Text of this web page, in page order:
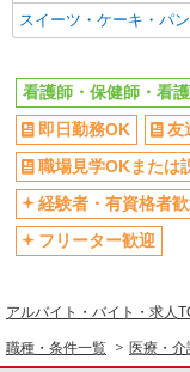
スイーツ・ケーキ・パン
看護師・保健師・看
即日勤務OK
友
職場見学OKまたは
経験者・有資格者
フリーター歓迎
アルバイト・バイト・求人
職種・条件一覧 医療・